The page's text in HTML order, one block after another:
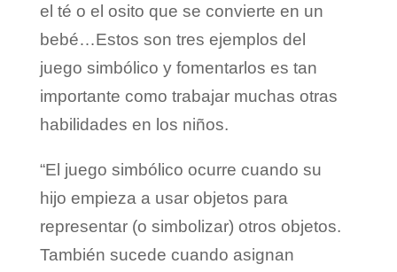
el té o el osito que se convierte en un
bebé…Estos son tres ejemplos del
juego simbólico y fomentarlos es tan
importante como trabajar muchas otras
habilidades en los niños.
“El juego simbólico ocurre cuando su
hijo empieza a usar objetos para
representar (o simbolizar) otros objetos.
También sucede cuando asignan